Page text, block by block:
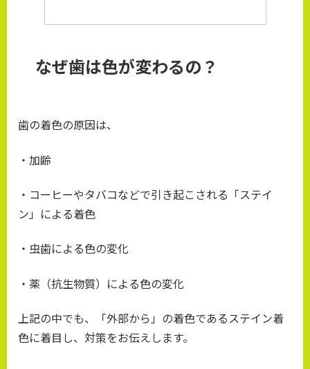
なぜ歯は色が変わるの？
歯の着色の原因は、
・加齢
・コーヒーやタバコなどで引き起こされる「ステイ
ン」による着色
・虫歯による色の変化
・薬（抗生物質）による色の変化
上記の中でも、「外部から」の着色であるステイン着
色に着目し、対策をお伝えします。